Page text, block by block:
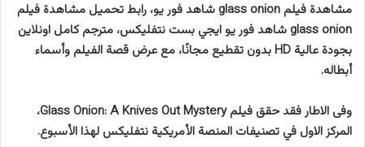
مشاهدة فيلم glass onion شاهد فور يو، رابط تحميل مشاهدة فيلم
glass onion شاهد فور يو ايجي بست نتفليكس، مترجم كامل اونلاين
بجودة عالية HD بدون تقطيع مجانًا، مع عرض قصة الفيلم وأسماء
أبطاله.
وفى الاطار فقد حقق فيلم Glass Onion: A Knives Out Mystery،
المركز الاول في تصنيفات المنصة الأمريكية نتفليكس لهذا الأسبوع.